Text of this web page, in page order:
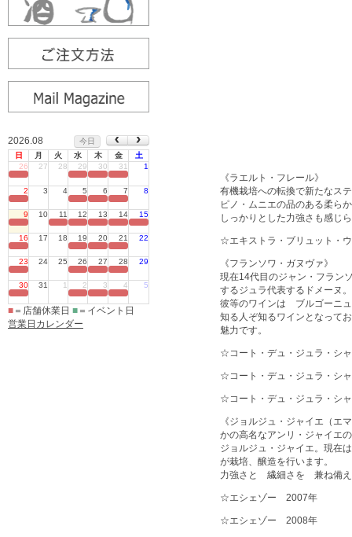
2026.08
今日
日
月 火 水 木 金
土
26
27 28 29 30 31 1
2 3 4 5 6 7 8
9 10 11 12 13 14 15
16 17 18 19 20 21 22
23 24 25 26 27 28 29
30 31 1 2 3 4 5
■ ＝店舗休業日 ■ ＝イベント日
営業日カレンダー
《ラエルト・フレール》
有機栽培への転換で新たなス
ピノ・ムニエの品のある柔
しっかりとした力強さも感じ
☆エキストラ・ブリュット・
《フランソワ・ガヌヴァ》
現在14代目のジャン・フラン
するジュラ代表するドメーヌ。
彼等のワインは ブルゴーニ
知る人ぞ知るワインとなって
魅力です。
☆コート・デュ・ジュラ・シ
☆コート・デュ・ジュラ・シ
☆コート・デュ・ジュラ・シ
《ジョルジュ・ジャイエ（エ
かの高名なアンリ・ジャイエ
ジョルジュ・ジャイエ。現
が栽培、醸造を行います。
力強さと 繊細さを 兼ね備え
☆エシェゾー 2007年
☆エシェゾー 2008年